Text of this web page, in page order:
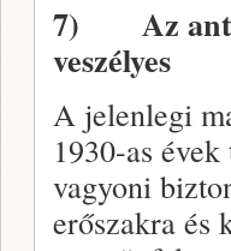
7) Az
veszélyes
A jelenlegi
1930-as
vagyoni
erőszakra és